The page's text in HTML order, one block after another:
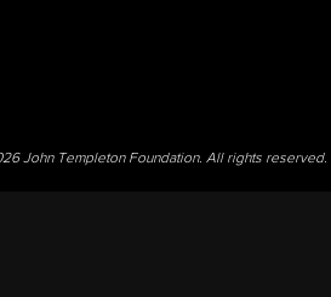
John Templeton Foundation. All rights reserved.